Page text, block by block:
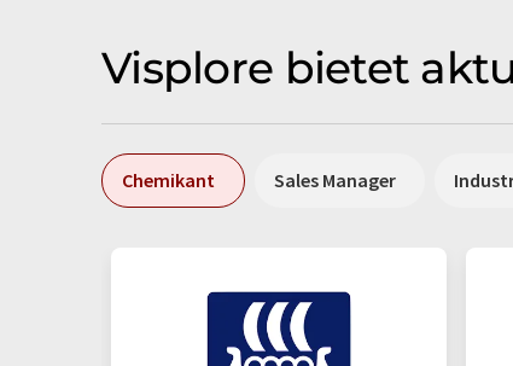
Visplore bietet
Chemikant Sales Manager